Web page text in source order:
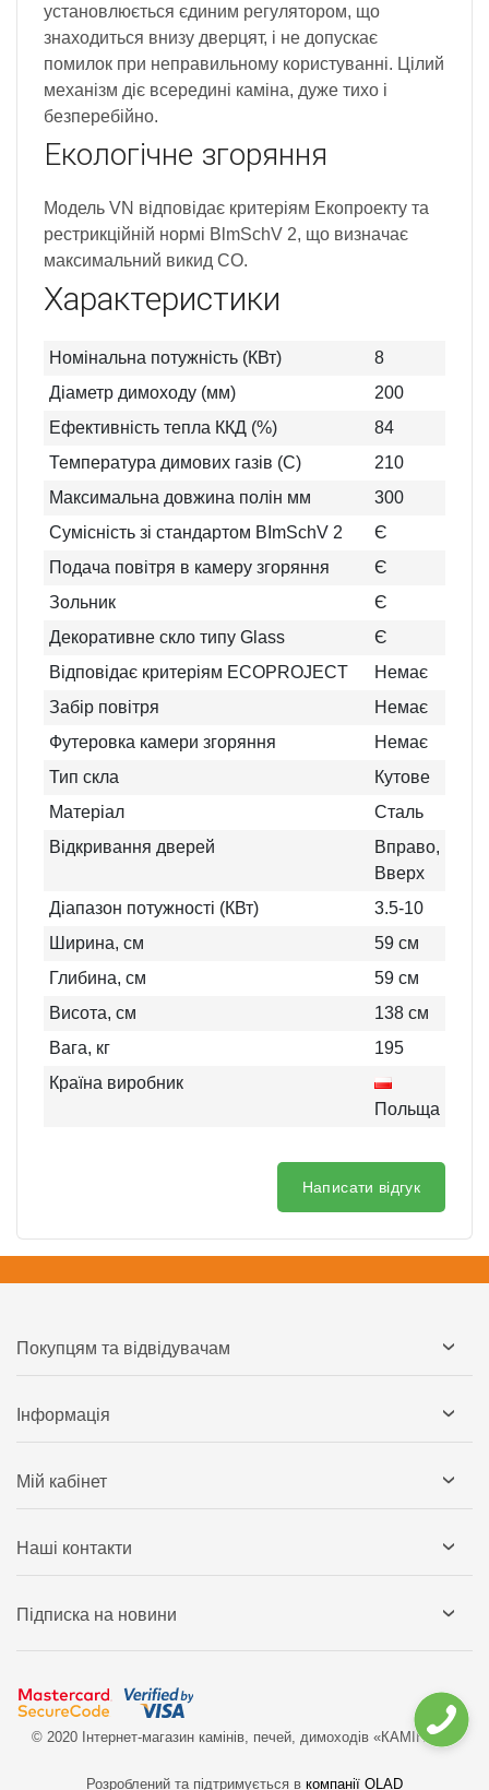
установлюється єдиним регулятором, що
знаходиться внизу дверцят, і не допускає
помилок при неправильному користуванні. Цілий
механізм діє всередині каміна, дуже тихо і
безперебійно.
Екологічне згоряння
Модель VN відповідає критеріям Екопроекту та
рестрикційній нормі BlmSchV 2, що визначає
максимальний викид СО.
Характеристики
Номінальна потужність (КВт)
8
Діаметр димоходу (мм)
200
Ефективність тепла ККД (%)
84
Температура димових газів (C)
210
Максимальна довжина полін мм
300
Сумісність зі стандартом BImSchV 2
Є
Подача повітря в камеру згоряння
Є
Зольник
Є
Декоративне скло типу Glass
Є
Відповідає критеріям ECOPROJECT
Немає
Забір повітря
Немає
Футеровка камери згоряння
Немає
Тип скла
Кутове
Матеріал
Сталь
Відкривання дверей
Вправо,
Вверх
Діапазон потужності (КВт)
3.5-10
Ширина, см
59 см
Глибина, см
59 см
Висота, см
138 см
Вага, кг
195
Країна виробник
Польща
Написати відгук
Покупцям та відвідувачам
Інформація
Мій кабінет
Наші контакти
Підписка на новини
© 2020 Інтернет-магазин камінів, печей, димоходів «КАМІН`ОК»
Розроблений та підтримується в компанії OLAD